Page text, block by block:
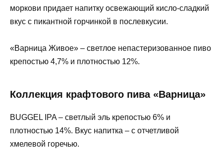
моркови придает напитку освежающий кисло-сладкий
вкус с пикантной горчинкой в послевкусии.
«Варница Живое» – светлое непастеризованное пиво
крепостью 4,7% и плотностью 12%.
Коллекция крафтового пива «Варница»
BUGGEL IPA – светлый эль крепостью 6% и
плотностью 14%. Вкус напитка – с отчетливой
хмелевой горечью.